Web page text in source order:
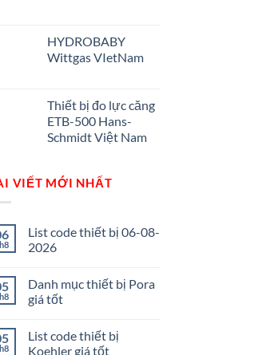
HYDROBABY
Wittgas VIetNam
Thiết bị đo lực căng
ETB-500 Hans-
Schmidt Việt Nam
VIẾT MỚI NHẤT
List code thiết bị 06-08-
2026
Danh mục thiết bị Pora
giá tốt
List code thiết bị
Koehler giá tốt